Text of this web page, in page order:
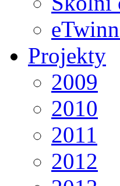
Projekty
2009
2010
2011
2012